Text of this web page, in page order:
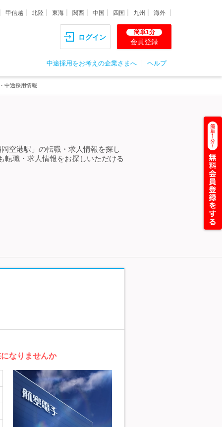
甲信越 北陸 東海 関西 中国 四国 九州 海外
ログイン
簡単1分
会員登録
中途採用をお考えの企業さまへ ヘルプ
中途採用情報
空港駅」の転職・求人情報を探し
転職・求人情報をお探しいただける
なりませんか